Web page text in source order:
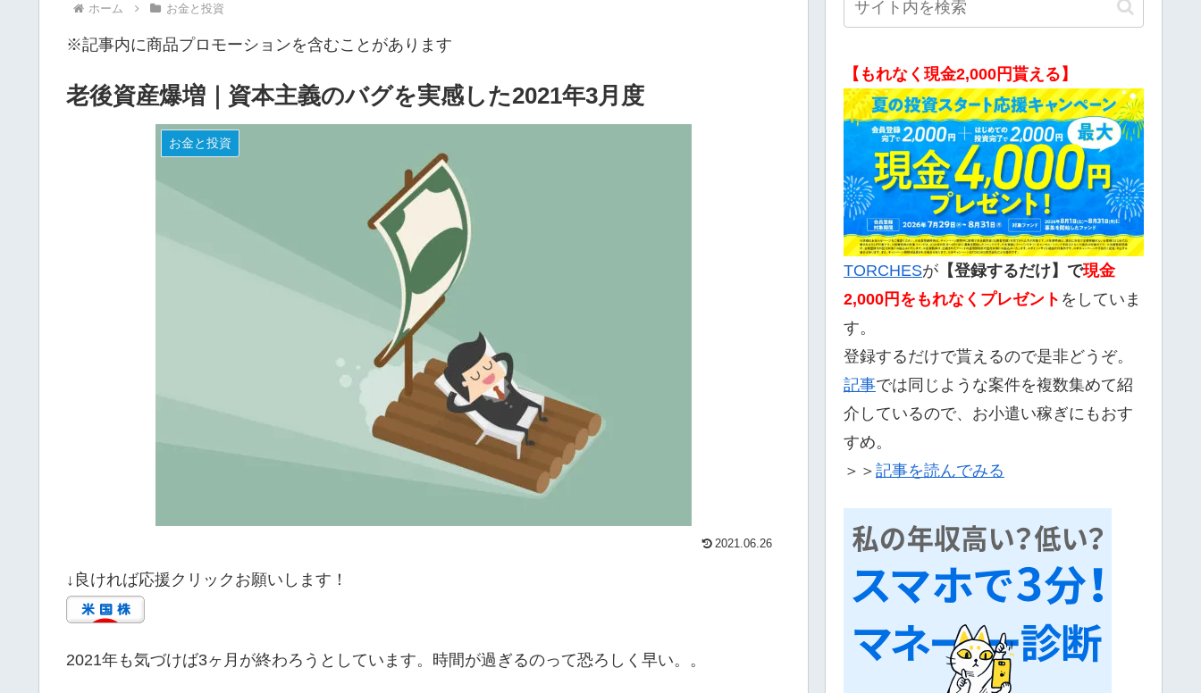
ホーム お金と投資
※記事内に商品プロモーションを含むことがあります
老後資産爆増｜資本主義のバグを実感した2021年3月度
お金と投資
2021.06.26
↓良ければ応援クリックお願いします！
2021年も気づけば3ヶ月が終わろうとしています。時間が過ぎるのって恐ろしく早い。。
【もれなく現金2,000円貰える】
TORCHESが 【登録するだけ】で現金
2,000 円をもれなくプレゼント をしていま
す。
登録するだけで貰えるので是非どうぞ。
記事では同じような案件を複数集めて紹
介しているので、お小遣い稼ぎにもおす
すめ。
＞＞ 記事を読んでみる